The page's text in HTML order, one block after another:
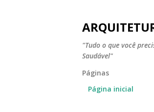
"Tudo o que você
Saudável"
Páginas
Página inicial